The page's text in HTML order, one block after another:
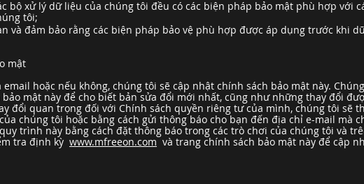
bộ xử lý dữ liệu của chúng tôi đều có các biện pháp bảo mật phù hợp với
tôi;
và đảm bảo rằng các biện pháp bảo vệ phù hợp được áp dụng trước khi
mật
hoặc nếu không, chúng tôi sẽ cập nhật chính sách bảo mật này.
mật này để cho biết bản sửa đổi mới nhất, cũng như những thay đổi
đổi quan trọng đối với Chính sách quyền riêng tư của mình, chúng tôi sẽ
chúng tôi hoặc bằng cách gửi thông báo cho bạn đến địa chỉ e-mail mà
trình này bằng cách đặt thông báo trong các trò chơi của chúng tôi và
tra định kỳ www.mfreeon.comvà trang chính sách bảo mật này để cập